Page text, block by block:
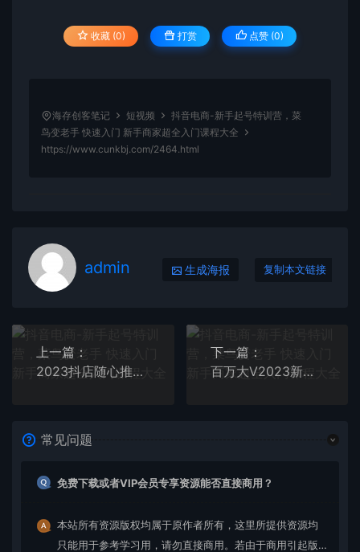
收藏 (0) 打赏 点赞 (0)
海存创客笔记 短视频
抖音电商-新手起号特训营，菜
鸟变老手 快速入门 新手商家超全入门课程大全
https://www.cunkbj.com/2464.html
admin 生成海报 复制本文链接
上一篇：
2023抖店随心推实操课，搞懂抖音小店随心推投放的流程及方法
下一篇：
百万大V2023新版营销课 账号·内容·运营全新升级 通关短视频运营之路
常见问题
免费下载或者VIP会员专享资源能否直接商用？
本站所有资源版权均属于原作者所有，这里所提供资源均
只能用于参考学习用，请勿直接商用。若由于商用引起版